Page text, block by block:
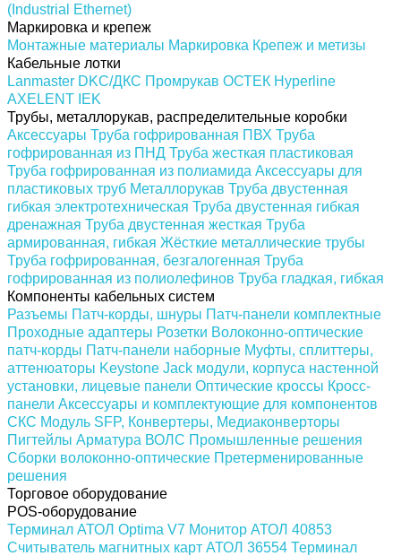
(Industrial Ethernet)
Маркировка и крепеж
Монтажные материалы Маркировка Крепеж и метизы
Кабельные лотки
Lanmaster DKC/ДКС Промрукав ОСТЕК Hyperline
AXELENT IEK
Трубы, металлорукав, распределительные коробки
Аксессуары Труба гофрированная ПВХ Труба
гофрированная из ПНД Труба жесткая пластиковая
Труба гофрированная из полиамида Аксессуары для
пластиковых труб Металлорукав Труба двустенная
гибкая электротехническая Труба двустенная гибкая
дренажная Труба двустенная жесткая Труба
армированная, гибкая Жёсткие металлические трубы
Труба гофрированная, безгалогенная Труба
гофрированная из полиолефинов Труба гладкая, гибкая
Компоненты кабельных систем
Разъемы Патч-корды, шнуры Патч-панели комплектные
Проходные адаптеры Розетки Волоконно-оптические
патч-корды Патч-панели наборные Муфты, сплиттеры,
аттенюаторы Keystone Jack модули, корпуса настенной
установки, лицевые панели Оптические кроссы Кросс-
панели Аксессуары и комплектующие для компонентов
СКС Модуль SFP, Конвертеры, Медиаконверторы
Пигтейлы Арматура ВОЛС Промышленные решения
Сборки волоконно-оптические Претерменированные
решения
Торговое оборудование
POS-оборудование
Терминал АТОЛ Optima V7 Монитор АТОЛ 40853
Считыватель магнитных карт АТОЛ 36554 Терминал